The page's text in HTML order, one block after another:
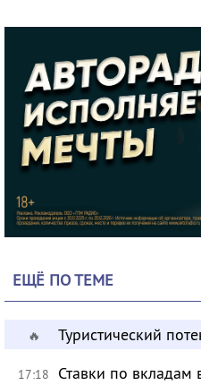
ЕЩЁ ПО ТЕМЕ
🔥 Туристический
17:18 Ставки по вкладам